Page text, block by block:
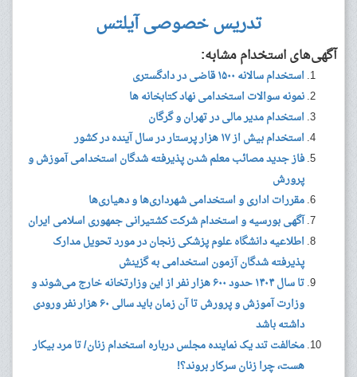
تدریس خصوصی آیلتس
آگهی‌های استخدام مشابه:
استخدام سالانه ۱۵۰۰ قاضی در دادگستری
نمونه سوالات استخدامی نهاد کتابخانه ها
استخدام مدیر مالی در تهران و گرگان
استخدام بیش از ۱۷ هزار پرستار در سال آینده در کشور
فاز جدید مصائب معلم شدن پذیرفته شدگان استخدامی آموزش و
پرورش
مقررات اداری و استخدامی شهرداری‌ها و دهیاری‌ها
آگهی بورسیه و استخدام شرکت کشتیرانی جمهوری اسلامی ایران
اطلاعیه دانشگاه علوم پزشکی زنجان در مورد تحویل مدارک
پذیرفته شدگان آزمون استخدامی به گزینش
تا سال ۱۴۰۴ حدود ۶۰۰ هزار نفر از این وزارتخانه خارج می‌شوند و
وزارت آموزش و پرورش تا آن زمان باید سالی ۶۰ هزار نفر ورودی
داشته باشد
مخالفت تند یک نماینده مجلس درباره استخدام زنان/ تا مرد بیکار
هست، چرا زنان سرکار بروند؟!